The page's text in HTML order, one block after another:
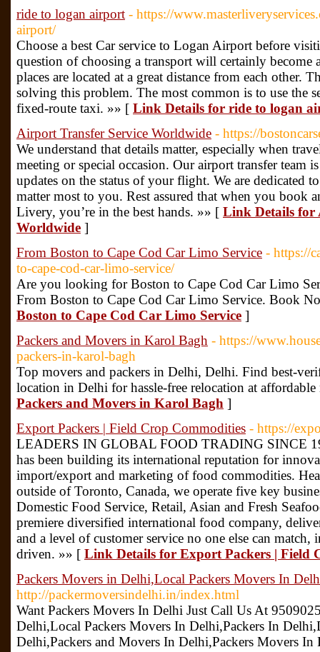
ride to logan airport - https://
airport/
Choose a best Car service to Logan Airport before
question of choosing a transport will certainly become
places are located at a great distance from each other.
solving this problem. The most common is to use the
fixed-route taxi. »» [ Link Details for ride to logan
Airport Transfer Service Worldwide - https://
We understand that details matter, especially when
meeting or special occasion. Our airport transfer team
updates on the status of your flight. We are dedicated
matter most to you. Rest assured that when you book
Livery, you’re in the best hands. »» [ Link Details for
Worldwide ]
From Boston to Cape Cod Car Limo Service - https://
to-cape-cod-car-limo-service/
Are you looking for Boston to Cape Cod Car Limo
From Boston to Cape Cod Car Limo Service. Book
Boston to Cape Cod Car Limo Service ]
Packers and Movers in Karol Bagh - https://
packers-in-karol-bagh
Top movers and packers in Delhi, Delhi. Find best-
location in Delhi for hassle-free relocation at
Packers and Movers in Karol Bagh ]
Export Packers | Field Crop Commodities - https://
LEADERS IN GLOBAL FOOD TRADING SINCE
has been building its international reputation for
import/export and marketing of food commodities.
outside of Toronto, Canada, we operate five key
Domestic Food Service, Retail, Asian and Fresh
premiere diversified international food company,
and a level of customer service no one else can match,
driven. »» [ Link Details for Export Packers | Field
Packers Movers in Delhi,Local Packers Movers In
http://packermoversindelhi.in/index.html
Want Packers Movers In Delhi Just Call Us At
Delhi,Local Packers Movers In Delhi,Packers In
Delhi,Packers and Movers In Delhi,Packers Movers In